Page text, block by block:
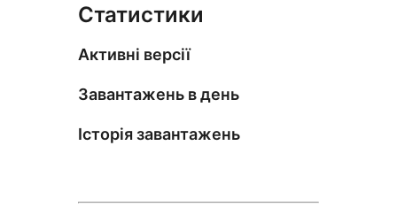
Статистики
Активні версії
Завантажень в день
Історія завантажень